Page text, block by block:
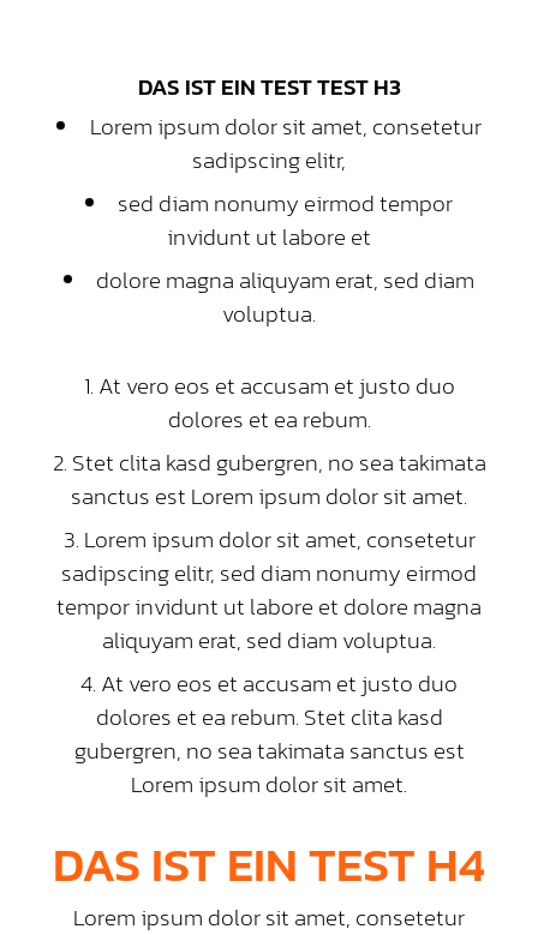
DAS IST EIN TEST TEST H3
Lorem ipsum dolor sit amet, consetetur
sadipscing elitr,
sed diam nonumy eirmod tempor
invidunt ut labore et
dolore magna aliquyam erat, sed diam
voluptua.
At vero eos et accusam et justo duo
dolores et ea rebum.
Stet clita kasd gubergren, no sea takimata
sanctus est Lorem ipsum dolor sit amet.
Lorem ipsum dolor sit amet, consetetur
sadipscing elitr, sed diam nonumy eirmod
tempor invidunt ut labore et dolore magna
aliquyam erat, sed diam voluptua.
At vero eos et accusam et justo duo
dolores et ea rebum. Stet clita kasd
gubergren, no sea takimata sanctus est
Lorem ipsum dolor sit amet.
DAS IST EIN TEST H4
Lorem ipsum dolor sit amet, consetetur